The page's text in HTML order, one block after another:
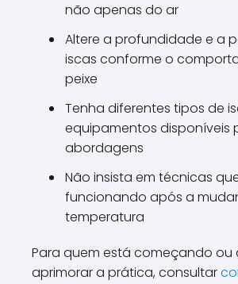
não apenas do ar
Altere a profundidade e a
iscas conforme o
peixe
Tenha diferentes tipos de
equipamentos disponíveis
abordagens
Não insista em técnicas
funcionando após a
temperatura
Para quem está começando ou
aprimorar a prática, consultar